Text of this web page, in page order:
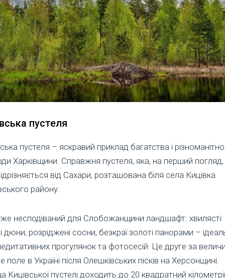
пустеля
пустеля – яскравий приклад багатства і
Харківщини. Справжня пустеля, яка, на перший
від Сахари, розташована біля села Кицівка
району.
несподіваний для Слобожанщини ландшафт: хвилясті
дюни, розріджені сосни, безкраї золоті панорами –
прогулянок та фотосесій. Це друге за
поле в Україні після Олешківських пісків на Херсонщині.
Кицівської пустелі доходить до 20 квадратний